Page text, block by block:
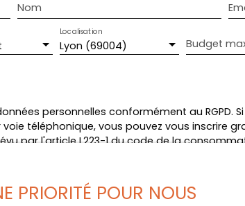
Nom
Lyon (69004)
Localisation
Budget
personnelles conformément au RGPD.
téléphonique, vous pouvez vous inscrire
par l'article L223-1 du code de la
41013 BLOIS CEDEX.
PRIORITÉ POUR NOUS